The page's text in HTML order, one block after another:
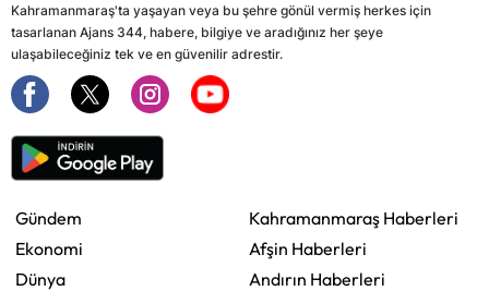
Kahramanmaraş'ta yaşayan veya bu şehre gönül vermiş herkes için
tasarlanan Ajans 344, habere, bilgiye ve aradığınız her şeye
ulaşabileceğiniz tek ve en güvenilir adrestir.
Gündem
Ekonomi
Dünya
Kahramanmaraş Haberleri
Afşin Haberleri
Andırın Haberleri